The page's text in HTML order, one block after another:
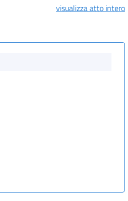
visualizza atto intero